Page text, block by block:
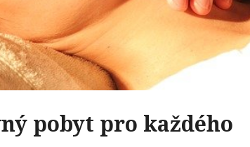
pobyt pro každého